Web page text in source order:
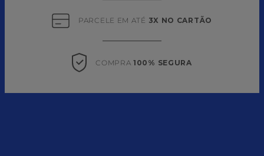
PARCELE EM ATÉ 3X NO CARTÃO
COMPRA 100% SEGURA